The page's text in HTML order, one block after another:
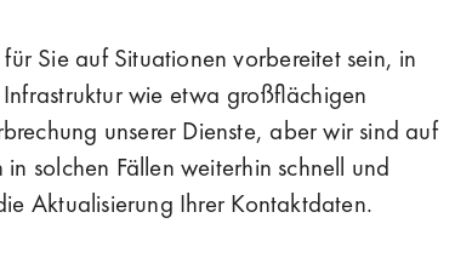
Sie auf Situationen vorbereitet sein, in
wie etwa großflächigen
unserer Dienste, aber wir sind auf
solchen Fällen weiterhin schnell und
Aktualisierung Ihrer Kontaktdaten.